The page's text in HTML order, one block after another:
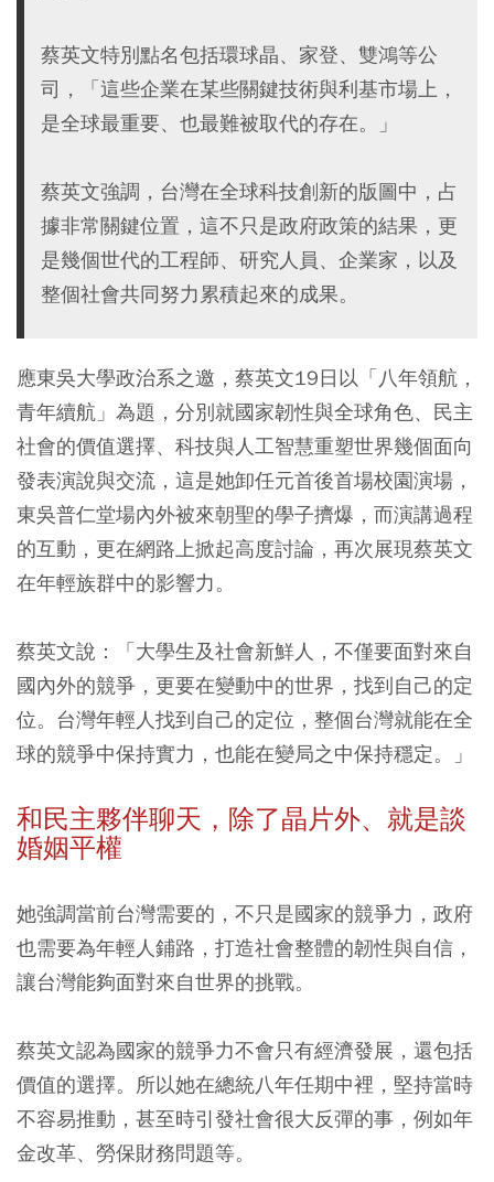
蔡英文特別點名包括環球晶、家登、雙鴻等公
司，「這些企業在某些關鍵技術與利基市場上，
是全球最重要、也最難被取代的存在。」
蔡英文強調，台灣在全球科技創新的版圖中，占
據非常關鍵位置，這不只是政府政策的結果，更
是幾個世代的工程師、研究人員、企業家，以及
整個社會共同努力累積起來的成果。
應東吳大學政治系之邀，蔡英文19日以「八年領航，
青年續航」為題，分別就國家韌性與全球角色、民主
社會的價值選擇、科技與人工智慧重塑世界幾個面向
發表演說與交流，這是她卸任元首後首場校園演場，
東吳普仁堂場內外被來朝聖的學子擠爆，而演講過程
的互動，更在網路上掀起高度討論，再次展現蔡英文
在年輕族群中的影響力。
蔡英文說：「大學生及社會新鮮人，不僅要面對來自
國內外的競爭，更要在變動中的世界，找到自己的定
位。台灣年輕人找到自己的定位，整個台灣就能在全
球的競爭中保持實力，也能在變局之中保持穩定。」
和民主夥伴聊天，除了晶片外、就是談
婚姻平權
她強調當前台灣需要的，不只是國家的競爭力，政府
也需要為年輕人鋪路，打造社會整體的韌性與自信，
讓台灣能夠面對來自世界的挑戰。
蔡英文認為國家的競爭力不會只有經濟發展，還包括
價值的選擇。所以她在總統八年任期中裡，堅持當時
不容易推動，甚至時引發社會很大反彈的事，例如年
金改革、勞保財務問題等。